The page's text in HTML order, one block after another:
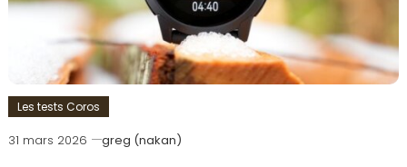
Les tests Coros
31 mars 2026 greg (nakan)